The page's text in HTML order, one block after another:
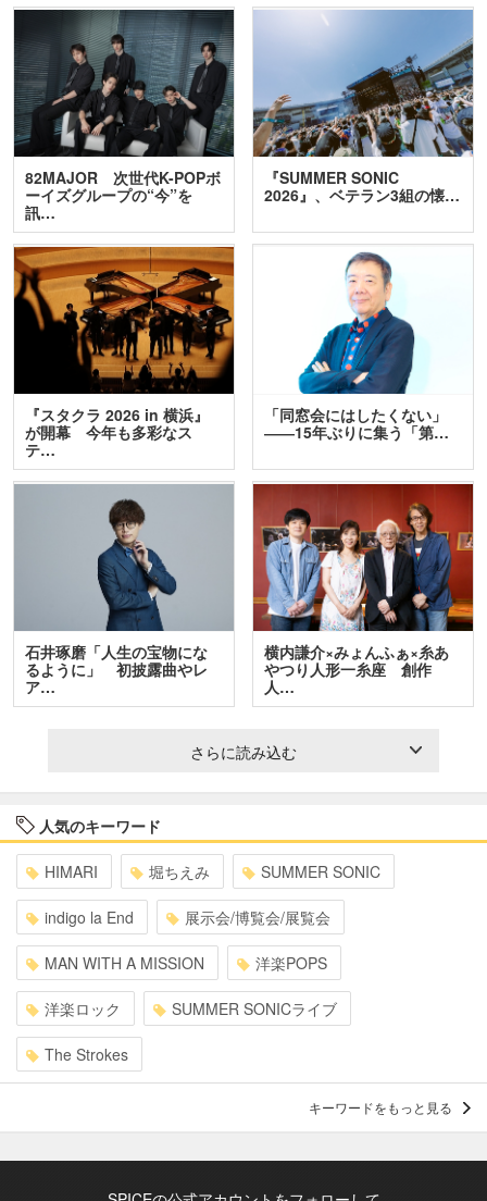
82MAJOR 次世代K-POPボ
ーイズグループの“今”を
訊…
『SUMMER SONIC
2026』、ベテラン3組の懐…
『スタクラ 2026 in 横浜』
が開幕 今年も多彩なス
テ…
「同窓会にはしたくない」
――15年ぶりに集う「第…
石井琢磨「人生の宝物にな
るように」 初披露曲やレ
ア…
横内謙介×みょんふぁ×糸あ
やつり人形一糸座 創作
人…
さらに読み込む
人気のキーワード
HIMARI 堀ちえみ SUMMER SONIC
indigo la End 展示会/博覧会/展覧会
MAN WITH A MISSION 洋楽POPS
洋楽ロック SUMMER SONICライブ
The Strokes
キーワードをもっと見る